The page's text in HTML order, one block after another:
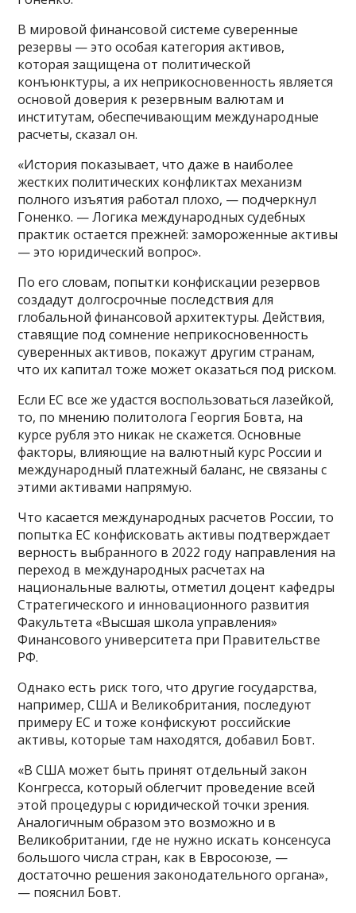
В мировой финансовой системе суверенные
резервы — это особая категория активов,
которая защищена от политической
конъюнктуры, а их неприкосновенность является
основой доверия к резервным валютам и
институтам, обеспечивающим международные
расчеты, сказал он.
«История показывает, что даже в наиболее
жестких политических конфликтах механизм
полного изъятия работал плохо, — подчеркнул
Гоненко. — Логика международных судебных
практик остается прежней: замороженные активы
— это юридический вопрос».
По его словам, попытки конфискации резервов
создадут долгосрочные последствия для
глобальной финансовой архитектуры. Действия,
ставящие под сомнение неприкосновенность
суверенных активов, покажут другим странам,
что их капитал тоже может оказаться под риском.
Если ЕС все же удастся воспользоваться лазейкой,
то, по мнению политолога Георгия Бовта, на
курсе рубля это никак не скажется. Основные
факторы, влияющие на валютный курс России и
международный платежный баланс, не связаны с
этими активами напрямую.
Что касается международных расчетов России, то
попытка ЕС конфисковать активы подтверждает
верность выбранного в 2022 году направления на
переход в международных расчетах на
национальные валюты, отметил доцент кафедры
Стратегического и инновационного развития
Факультета «Высшая школа управления»
Финансового университета при Правительстве
РФ.
Однако есть риск того, что другие государства,
например, США и Великобритания, последуют
примеру ЕС и тоже конфискуют российские
активы, которые там находятся, добавил Бовт.
«В США может быть принят отдельный закон
Конгресса, который облегчит проведение всей
этой процедуры с юридической точки зрения.
Аналогичным образом это возможно и в
Великобритании, где не нужно искать консенсуса
большого числа стран, как в Евросоюзе, —
достаточно решения законодательного органа»,
— пояснил Бовт.